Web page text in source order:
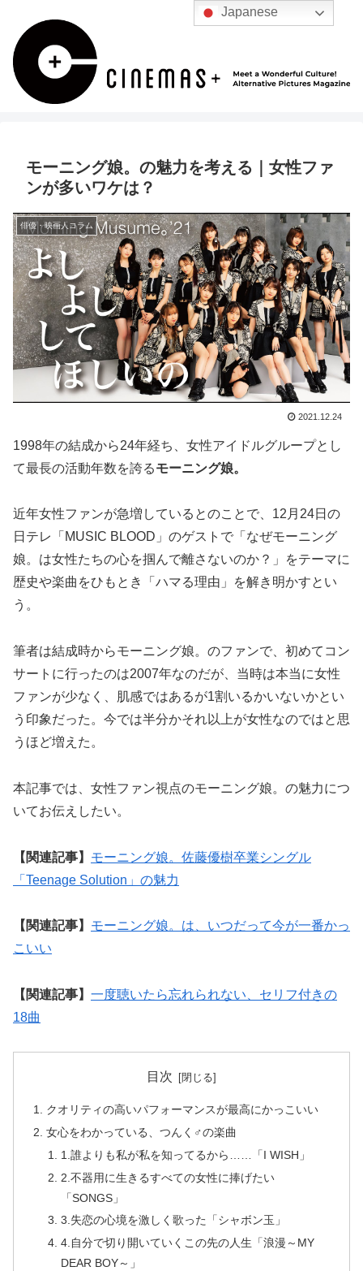
モーニング娘。の魅力を考える｜女性ファ
ンが多いワケは？
俳優・映画人コラム
2021.12.24
1998年の結成から24年経ち、女性アイドルグループとし
て最長の活動年数を誇るモーニング娘。
近年女性ファンが急増しているとのことで、12月24日の
日テレ「MUSIC BLOOD」のゲストで「なぜモーニング
娘。は女性たちの心を掴んで離さないのか？」をテーマに
歴史や楽曲をひもとき「ハマる理由」を解き明かすとい
う。
筆者は結成時からモーニング娘。のファンで、初めてコン
サートに行ったのは2007年なのだが、当時は本当に女性
ファンが少なく、肌感ではあるが1割いるかいないかとい
う印象だった。今では半分かそれ以上が女性なのではと思
うほど増えた。
本記事では、女性ファン視点のモーニング娘。の魅力につ
いてお伝えしたい。
【関連記事】 モーニング娘。佐藤優樹卒業シングル
「Teenage Solution」の魅力
【関連記事】 モーニング娘。は、いつだって今が一番かっ
こいい
【関連記事】 一度聴いたら忘れられない、セリフ付きの
18曲
目次
クオリティの高いパフォーマンスが最高にかっこいい
女心をわかっている、つんく♂の楽曲
1.誰よりも私が私を知ってるから……「I WISH」
2.不器用に生きるすべての女性に捧げたい
「SONGS」
3.失恋の心境を激しく歌った「シャボン玉」
4.自分で切り開いていくこの先の人生「浪漫～MY
DEAR BOY～」
Japanese